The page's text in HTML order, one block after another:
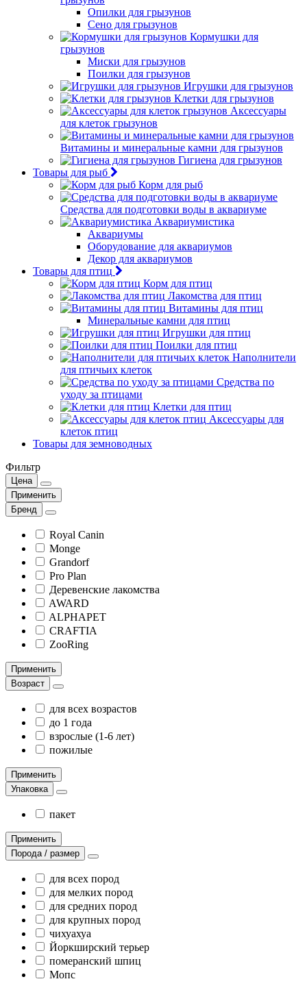
Опилки для грызунов
Сено для грызунов
Кормушки для
грызунов
Миски для грызунов
Поилки для грызунов
Игрушки для грызунов
Клетки для грызунов
Аксессуары
для клеток грызунов
Витамины и минеральные камни для грызунов
Гигиена для грызунов
Товары для рыб
Корм для рыб
Средства для подготовки воды в аквариуме
Аквариумистика
Аквариумы
Оборудование для аквариумов
Декор для аквариумов
Товары для птиц
Корм для птиц
Лакомства для птиц
Витамины для птиц
Минеральные камни для птиц
Игрушки для птиц
Поилки для птиц
Наполнители
для птичьих клеток
Средства по
уходу за птицами
Клетки для птиц
Аксессуары для
клеток птиц
Товары для земноводных
Фильтр
Цена
Применить
Бренд
Royal Canin
Monge
Grandorf
Pro Plan
Деревенские лакомства
AWARD
ALPHAPET
CRAFTIA
ZooRing
Применить
Возраст
для всех возрастов
до 1 года
взрослые (1-6 лет)
пожилые
Применить
Упаковка
пакет
Применить
Порода / размер
для всех пород
для мелких пород
для средних пород
для крупных пород
чихуахуа
Йоркширский терьер
померанский шпиц
Мопс